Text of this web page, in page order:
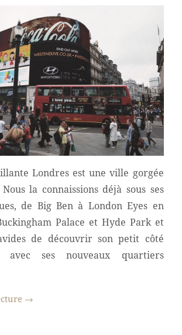
Londres est une ville gorgée
la connaissions déjà sous ses
de Big Ben à London Eyes en
Palace et Hyde Park et
de découvrir son petit côté
avec ses nouveaux quartiers
→